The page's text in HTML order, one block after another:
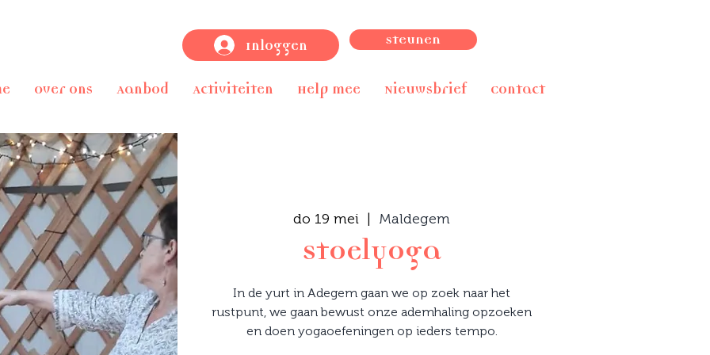
Inloggen Steunen
Over ons Aanbod Activiteiten Help mee Nieuwsbrief Contact
do 19 mei
  |
Maldegem
Stoelyoga
In de yurt in Adegem gaan we op zoek naar het
rustpunt, we gaan bewust onze ademhaling opzoeken